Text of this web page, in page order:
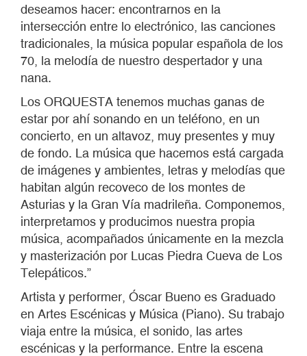
deseamos hacer: encontrarnos en la
intersección entre lo electrónico, las canciones
tradicionales, la música popular española de los
70, la melodía de nuestro despertador y una
nana.
Los ORQUESTA tenemos muchas ganas de
estar por ahí sonando en un teléfono, en un
concierto, en un altavoz, muy presentes y muy
de fondo. La música que hacemos está cargada
de imágenes y ambientes, letras y melodías que
habitan algún recoveco de los montes de
Asturias y la Gran Vía madrileña. Componemos,
interpretamos y producimos nuestra propia
música, acompañados únicamente en la mezcla
y masterización por Lucas Piedra Cueva de Los
Telepáticos.”
Artista y performer, Óscar Bueno es Graduado
en Artes Escénicas y Música (Piano). Su trabajo
viaja entre la música, el sonido, las artes
escénicas y la performance. Entre la escena